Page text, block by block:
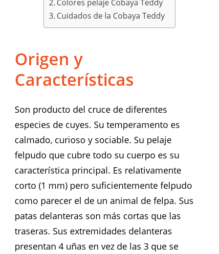
Colores pelaje Cobaya Teddy
Cuidados de la Cobaya Teddy
Origen y
Características
Son producto del cruce de diferentes
especies de cuyes. Su temperamento es
calmado, curioso y sociable. Su pelaje
felpudo que cubre todo su cuerpo es su
característica principal. Es relativamente
corto (1 mm) pero suficientemente felpudo
como parecer el de un animal de felpa. Sus
patas delanteras son más cortas que las
traseras. Sus extremidades delanteras
presentan 4 uñas en vez de las 3 que se